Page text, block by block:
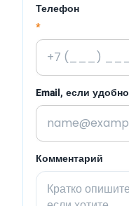
Телефон
*
Email, если удобно
Комментарий